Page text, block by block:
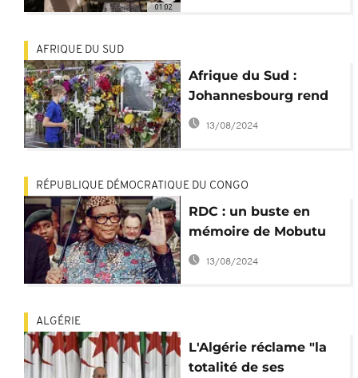
01:02
AFRIQUE DU SUD
Afrique du Sud :
Johannesbourg rend
hommage à Desmond
Tutu
13/08/2024
RÉPUBLIQUE DÉMOCRATIQUE DU CONGO
RDC : un buste en
mémoire de Mobutu
Sese Seko dévoilé à
Gbadolite
13/08/2024
ALGÉRIE
L'Algérie réclame "la
totalité de ses